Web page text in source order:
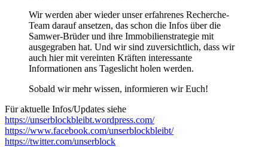
Wir werden aber wieder unser erfahrenes Recherche-
Team darauf ansetzen, das schon die Infos über die
Samwer-Brüder und ihre Immobilienstrategie mit
ausgegraben hat. Und wir sind zuversichtlich, dass wir
auch hier mit vereinten Kräften interessante
Informationen ans Tageslicht holen werden.
Sobald wir mehr wissen, informieren wir Euch!
Für aktuelle Infos/Updates siehe
https://unserblockbleibt.wordpress.com/
https://www.facebook.com/unserblockbleibt/
https://twitter.com/unserblock